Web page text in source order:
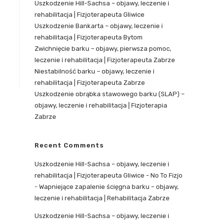
Uszkodzenie Hill-Sachsa – objawy, leczenie i
rehabilitacja | Fizjoterapeuta Gliwice
Uszkodzenie Bankarta – objawy, leczenie i
rehabilitacja | Fizjoterapeuta Bytom
Zwichnięcie barku – objawy, pierwsza pomoc,
leczenie i rehabilitacja | Fizjoterapeuta Zabrze
Niestabilność barku – objawy, leczenie i
rehabilitacja | Fizjoterapeuta Zabrze
Uszkodzenie obrąbka stawowego barku (SLAP) –
objawy, leczenie i rehabilitacja | Fizjoterapia
Zabrze
Recent Comments
Uszkodzenie Hill-Sachsa – objawy, leczenie i
rehabilitacja | Fizjoterapeuta Gliwice - No To Fizjo
- Wapniejące zapalenie ścięgna barku – objawy,
leczenie i rehabilitacja | Rehabilitacja Zabrze
Uszkodzenie Hill-Sachsa – objawy, leczenie i